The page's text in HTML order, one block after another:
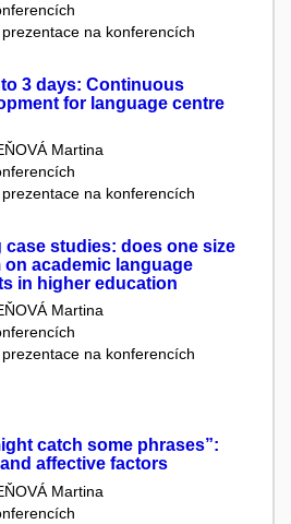
na konferencích
3 days: Continuous
for language centre
Martina
na konferencích
case studies: does one size
academic language
in higher education
Martina
na konferencích
catch some phrases”:
affective factors
Martina